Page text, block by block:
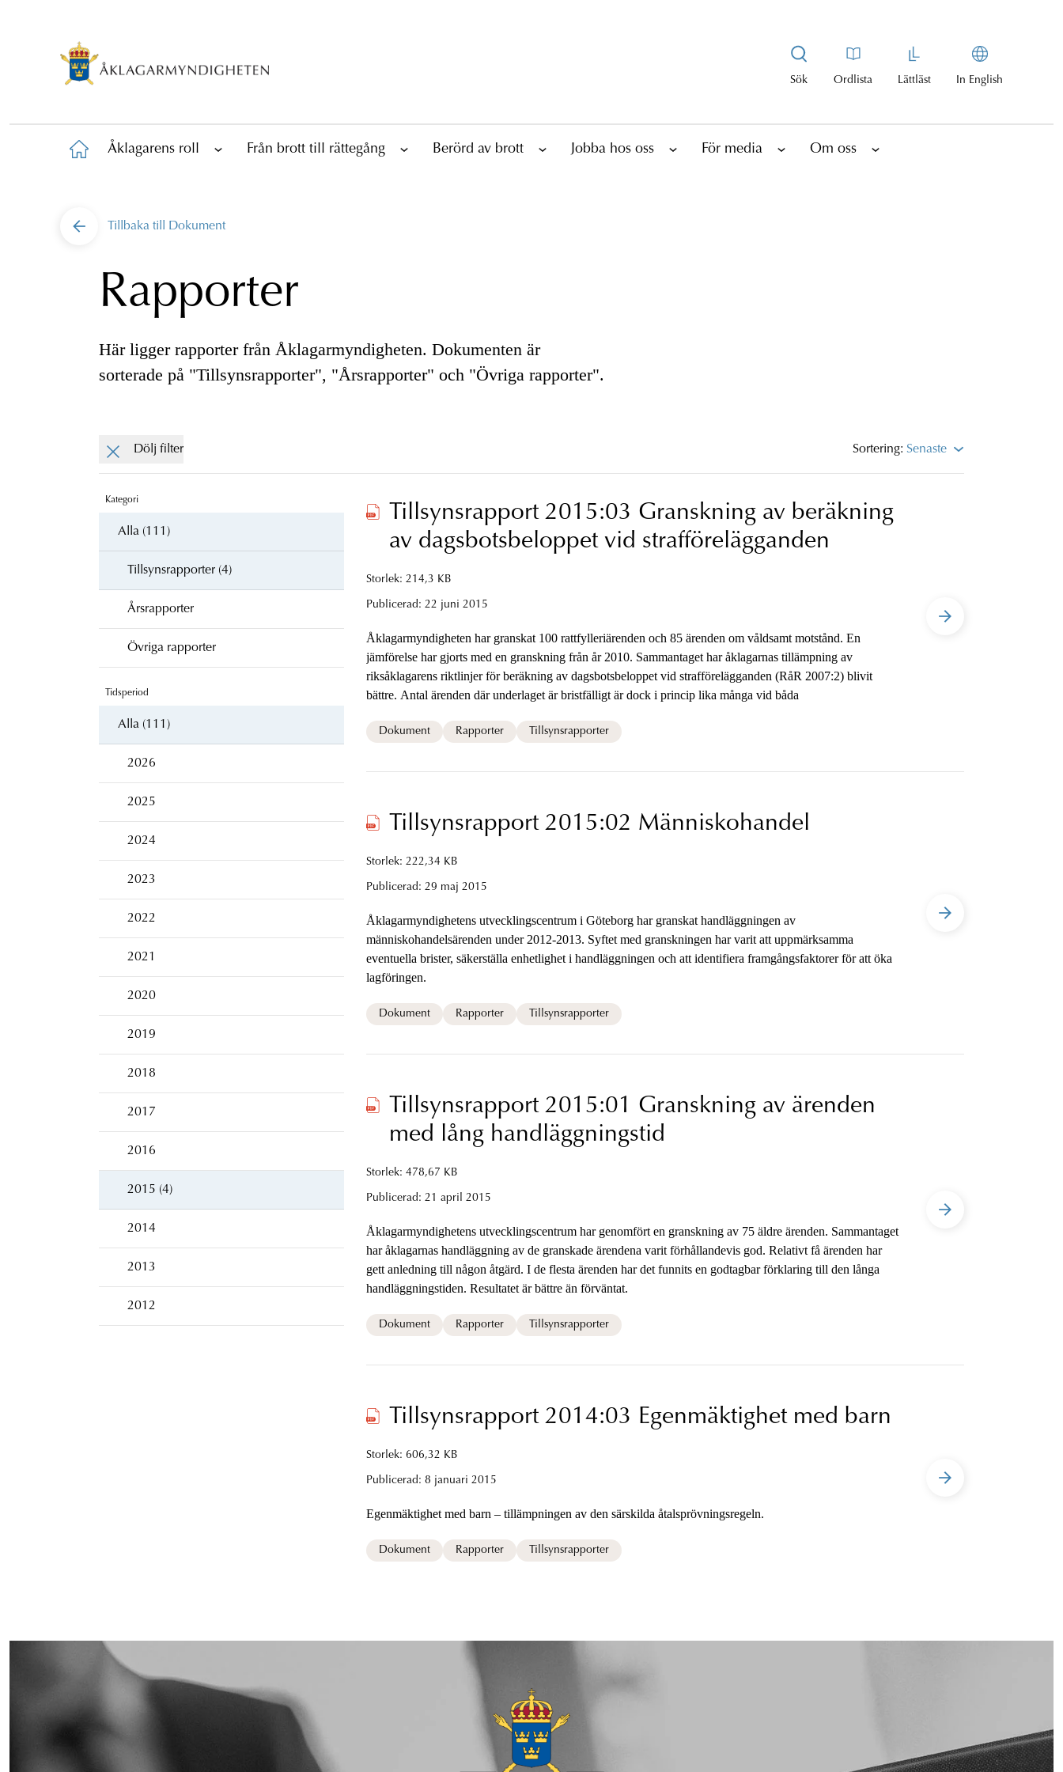
Sök Ordlista Lättläst In English
Åklagarens roll Från brott till rättegång Berörd av brott Jobba hos oss För media Om oss
Tillbaka till Dokument
Rapporter
Här ligger rapporter från Åklagarmyndigheten. Dokumenten är
sorterade på "Tillsynsrapporter", "Årsrapporter" och "Övriga rapporter".
Dölj filter
Kategori
Alla (111)
Tillsynsrapporter (4)
Årsrapporter
Övriga rapporter
Tidsperiod
Alla (111)
2026
2025
2024
2023
2022
2021
2020
2019
2018
2017
2016
2015 (4)
2014
2013
2012
Sortering:Senaste
Tillsynsrapport 2015:03 Granskning av beräkning
av dagsbotsbeloppet vid strafförelägganden
Storlek: 214,3 KB
Publicerad: 22 juni 2015
Åklagarmyndigheten har granskat 100 rattfylleriärenden och 85 ärenden om våldsamt motstånd. En
jämförelse har gjorts med en granskning från år 2010. Sammantaget har åklagarnas tillämpning av
riksåklagarens riktlinjer för beräkning av dagsbotsbeloppet vid strafförelägganden (RåR 2007:2) blivit
bättre. Antal ärenden där underlaget är bristfälligt är dock i princip lika många vid båda
Dokument Rapporter Tillsynsrapporter
Tillsynsrapport 2015:02 Människohandel
Storlek: 222,34 KB
Publicerad: 29 maj 2015
Åklagarmyndighetens utvecklingscentrum i Göteborg har granskat handläggningen av
människohandelsärenden under 2012-2013. Syftet med granskningen har varit att uppmärksamma
eventuella brister, säkerställa enhetlighet i handläggningen och att identifiera framgångsfaktorer för att öka
lagföringen.
Dokument Rapporter Tillsynsrapporter
Tillsynsrapport 2015:01 Granskning av ärenden
med lång handläggningstid
Storlek: 478,67 KB
Publicerad: 21 april 2015
Åklagarmyndighetens utvecklingscentrum har genomfört en granskning av 75 äldre ärenden. Sammantaget
har åklagarnas handläggning av de granskade ärendena varit förhållandevis god. Relativt få ärenden har
gett anledning till någon åtgärd. I de flesta ärenden har det funnits en godtagbar förklaring till den långa
handlägg­ningstiden. Resultatet är bättre än förväntat.
Dokument Rapporter Tillsynsrapporter
Tillsynsrapport 2014:03 Egenmäktighet med barn
Storlek: 606,32 KB
Publicerad: 8 januari 2015
Egenmäktighet med barn – tillämpningen av den särskilda åtalsprövningsregeln.
Dokument Rapporter Tillsynsrapporter